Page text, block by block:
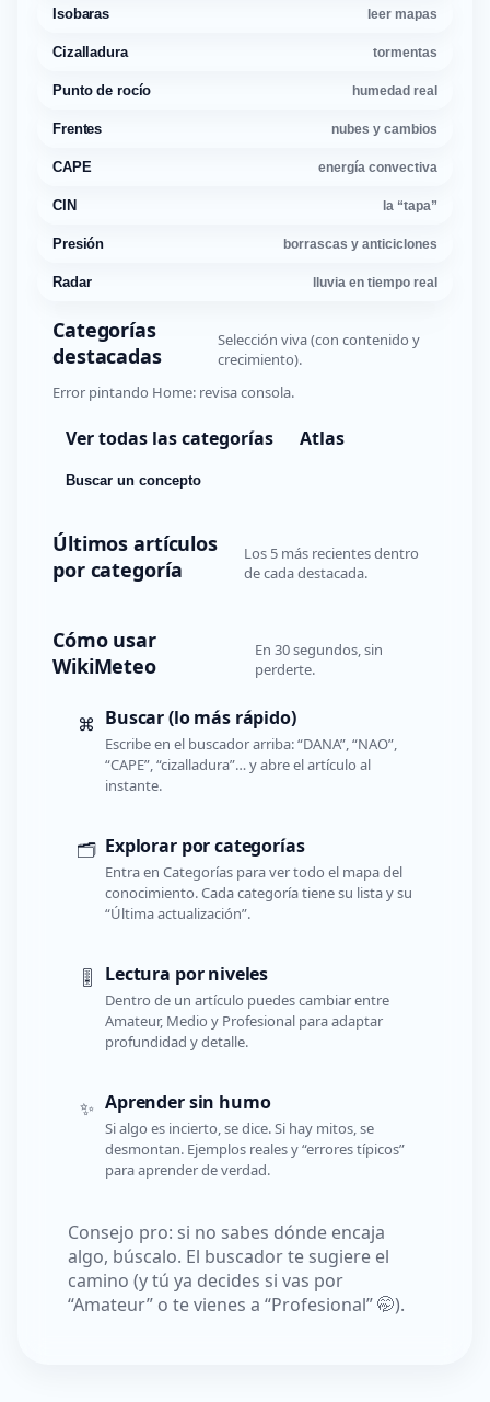
Isobaras leer mapas
Cizalladura tormentas
Punto de rocío humedad real
Frentes nubes y cambios
CAPE energía convectiva
CIN la “tapa”
Presión borrascas y anticiclones
Radar lluvia en tiempo real
Categorías
destacadas
Selección viva (con contenido y
crecimiento).
Error pintando Home: revisa consola.
Ver todas las categorías Atlas
Buscar un concepto
Últimos artículos
por categoría
Los 5 más recientes dentro
de cada destacada.
Cómo usar
WikiMeteo
En 30 segundos, sin
perderte.
⌘ Buscar (lo más rápido)
Escribe en el buscador arriba: “DANA”, “NAO”,
“CAPE”, “cizalladura”… y abre el artículo al
instante.
🗂️ Explorar por categorías
Entra en Categorías para ver todo el mapa del
conocimiento. Cada categoría tiene su lista y su
“Última actualización”.
🎚️ Lectura por niveles
Dentro de un artículo puedes cambiar entre
Amateur, Medio y Profesional para adaptar
profundidad y detalle.
✨ Aprender sin humo
Si algo es incierto, se dice. Si hay mitos, se
desmontan. Ejemplos reales y “errores típicos”
para aprender de verdad.
Consejo pro: si no sabes dónde encaja
algo, búscalo. El buscador te sugiere el
camino (y tú ya decides si vas por
“Amateur” o te vienes a “Profesional” 🤭).